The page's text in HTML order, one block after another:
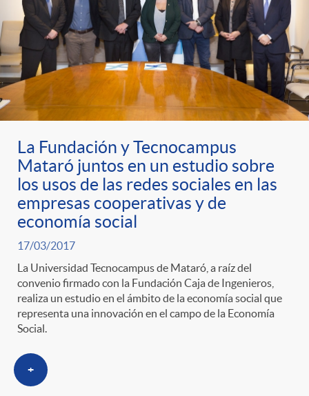
La Fundación y Tecnocampus
Mataró juntos en un estudio sobre
los usos de las redes sociales en las
empresas cooperativas y de
economía social
17/03/2017
La Universidad Tecnocampus de Mataró, a raíz del
convenio firmado con la Fundación Caja de Ingenieros,
realiza un estudio en el ámbito de la economía social que
representa una innovación en el campo de la Economía
Social.
+